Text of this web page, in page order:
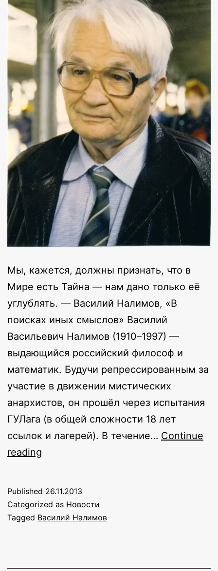
Мы, кажется, должны признать, что в
Мире есть Тайна — нам дано только её
углублять. — Василий Налимов, «В
поисках иных смыслов» Василий
Васильевич Налимов (1910–1997) —
выдающийся российский философ и
математик. Будучи репрессированным за
участие в движении мистических
анархистов, он прошёл через испытания
ГУЛага (в общей сложности 18 лет
ссылок и лагерей). В течение… Continue
reading
книг
Василия
Published 26.11.2013
Categorized as Новости
Tagged Василий Налимов